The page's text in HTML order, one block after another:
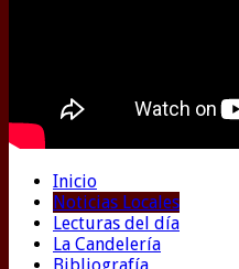
Inicio
Noticias Locales
Lecturas del día
La Candelería